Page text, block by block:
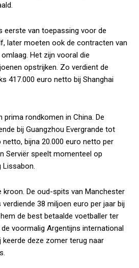
eerste van toepassing voor de
later moeten ook de contracten van
Het zijn vooral die
opstrijken. Zo verdient de
417.000 euro netto bij Shanghai
prima rondkomen in China. De
bij Guangzhou Evergrande tot
bijna 20.000 euro netto per
Serviër speelt momenteel op
Lissabon.
kroon. De oud-spits van Manchester
38 miljoen euro per jaar bij
de best betaalde voetballer ter
voormalig Argentijns international
keerde deze zomer terug naar